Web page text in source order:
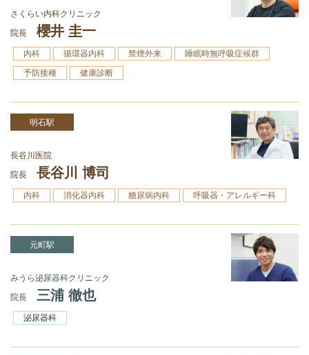
さくらい内科クリニック
院長
櫻井 圭一
内科 循環器内科 禁煙外来
睡眠時無呼吸症候群
予防接種
健康診断
明石駅
長谷川医院
院長
長谷川 博司
内科 消化器内科 糖尿病内科 呼吸器・アレルギー科
元町駅
みうら泌尿器科クリニック
院長
三浦 徹也
泌尿器科